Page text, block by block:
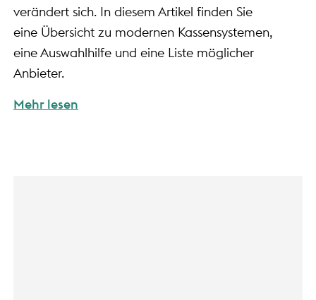
verändert sich. In diesem Artikel finden Sie
eine Übersicht zu modernen Kassensystemen,
eine Auswahlhilfe und eine Liste möglicher
Anbieter.
Mehr lesen